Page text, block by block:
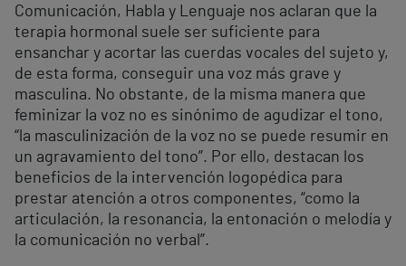
Comunicación, Habla y Lenguaje nos aclaran que la
terapia hormonal suele ser suficiente para
ensanchar y acortar las cuerdas vocales del sujeto y,
de esta forma, conseguir una voz más grave y
masculina. No obstante, de la misma manera que
feminizar la voz no es sinónimo de agudizar el tono,
“la masculinización de la voz no se puede resumir en
un agravamiento del tono”. Por ello, destacan los
beneficios de la intervención logopédica para
prestar atención a otros componentes, “como la
articulación, la resonancia, la entonación o melodía y
la comunicación no verbal”.